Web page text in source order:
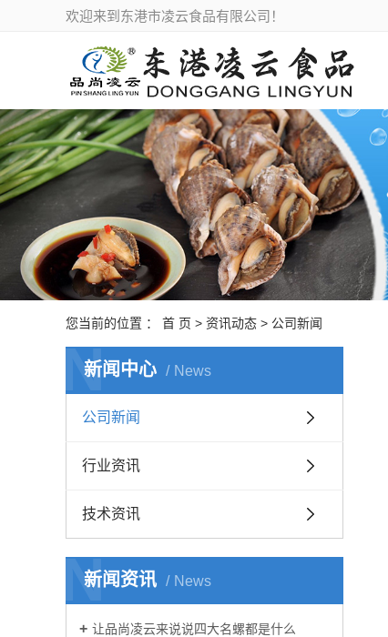
欢迎来到东港市凌云食品有限公司！
您当前的位置 ： 首 页 > 资讯动态 > 公司新闻
新闻中心 News
N
公司新闻
行业资讯
技术资讯
新闻资讯 News
N
让品尚凌云来说说四大名螺都是什么